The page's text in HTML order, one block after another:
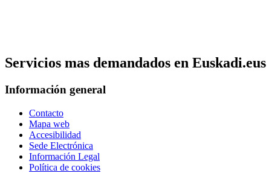
Servicios mas demandados en Euskadi.eus
Información general
Contacto
Mapa web
Accesibilidad
Sede Electrónica
Información Legal
Política de cookies